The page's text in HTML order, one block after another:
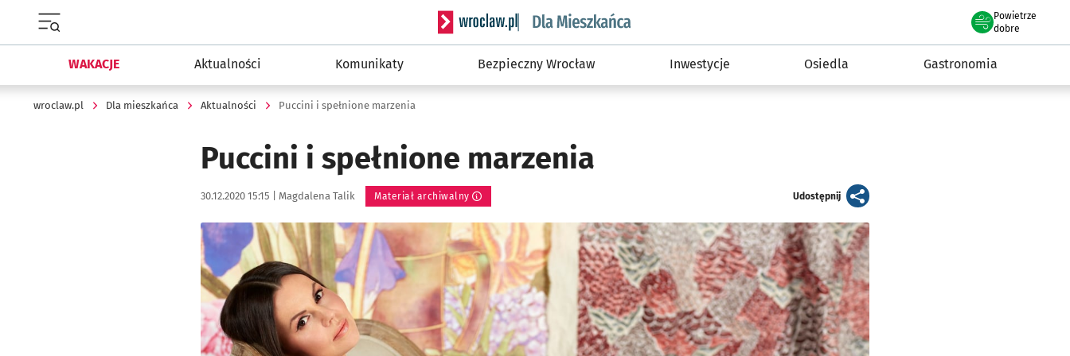
Serwis informacyjny wroclaw.pl podserwis: Dla mieszkańca
Powietrze
we Wrocławiu
dobre
WAKACJE Aktualności Komunikaty Bezpieczny Wrocław Inwestycje Osiedla Gastronomia
wroclaw.pl Dla mieszkańca Aktualności Puccini i spełnione marzenia
Puccini i spełnione marzenia
Data publikacji:
30.12.2020 15:15 | Autor:
Magdalena Talik Materiał archiwalny Udostępnijartykuł
Kliknij, aby powiększyć